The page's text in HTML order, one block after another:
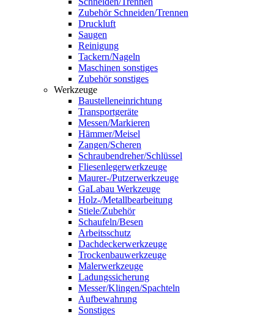
Zubehör Schneiden/Trennen
Druckluft
Saugen
Reinigung
Tackern/Nageln
Maschinen sonstiges
Zubehör sonstiges
Werkzeuge
Baustelleneinrichtung
Transportgeräte
Messen/Markieren
Hämmer/Meisel
Zangen/Scheren
Schraubendreher/Schlüssel
Fliesenlegerwerkzeuge
Maurer-/Putzerwerkzeuge
GaLabau Werkzeuge
Holz-/Metallbearbeitung
Stiele/Zubehör
Schaufeln/Besen
Arbeitsschutz
Dachdeckerwerkzeuge
Trockenbauwerkzeuge
Malerwerkzeuge
Ladungssicherung
Messer/Klingen/Spachteln
Aufbewahrung
Sonstiges